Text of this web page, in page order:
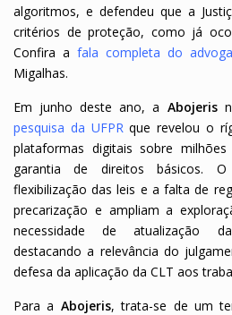
algoritmos, e defendeu que a
critérios de proteção, como já
Confira a fala completa do
Migalhas.
Em junho deste ano, a Abojeris
pesquisa da UFPR que revelou o
plataformas digitais sobre
garantia de direitos básicos.
flexibilização das leis e a falta de
precarização e ampliam a
necessidade de atualização
destacando a relevância do
defesa da aplicação da CLT aos
Para a Abojeris, trata-se de um